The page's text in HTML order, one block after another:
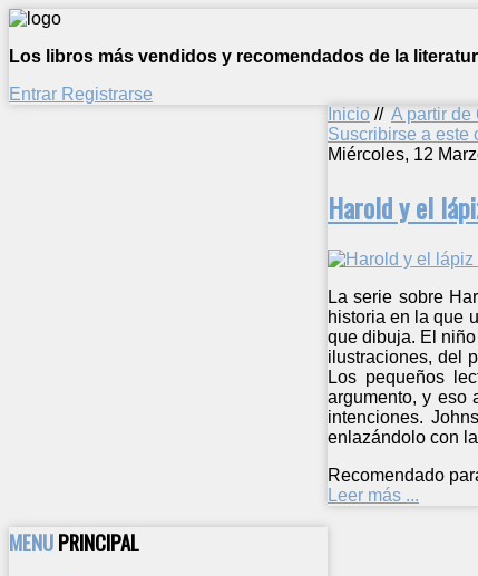
Los libros más vendidos y recomendados de la
Entrar Registrarse
Inicio // A partir de
Suscribirse a este
Miércoles, 12
Harold y el
La serie sobre
historia en la que
que dibuja. El
ilustraciones, del
Los pequeños
argumento, y eso
intenciones.
enlazándolo con
Recomendado
Leer más ...
MENUPRINCIPAL